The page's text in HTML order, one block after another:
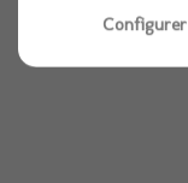
Configurer